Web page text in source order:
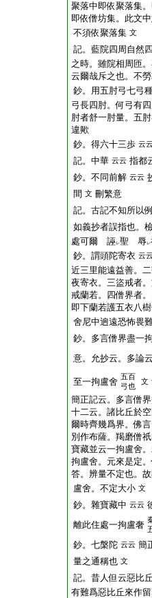
聚落中即依聚落集
即依僧坊集。此文
不須依聚落集 文
記。藍院四周自然
之時。雖院相周匝
云爾哉斥之也。不
鈔。用五肘弓七弓
弓長四肘。何弓有
肘者舒一肘量。五
違歟
鈔。得六十三歩 云
記。中華 云云 指都
鈔。不同前解 云云
間 文 刪繁意
記。古記不知所以
如義抄者誤指也。
處可爾 誣レ聖 辱レ
鈔。謂頭陀寄衣 云
近三里能遠益善。
夜寄衣。三盜戒者
戒蘭若。四僧界者
即下蘭若護五衣八
舍尼中逈遠恐怖畏
鈔。多言僧界盡一
意。允抄云。多論
至一拘盧舍 五百
弓也
文
簡正記云。多言僧
十二云。諸比丘於
爾時齊幾爲界。佛
別作布薩。羯磨僧
寶藏並云一拘盧舍
拘盧舍。元來是定
答。辨量不定也。
盧舍。不定大小 文
鈔。雜寶藏中 云云
離此住處一拘盧奢
鈔。七槃陀 云云 簡
量之通稱也 文
記。昔人但云惡比
有難爲惡比丘來作